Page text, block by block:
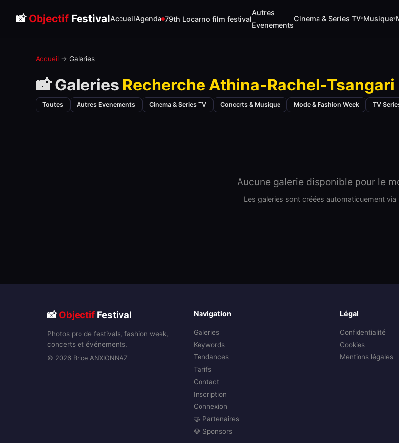
📸 Objectif FestivalAccueilAgenda 79th Locarno film festival
Autres
Evenements
Cinema & Series TV▾Musique▾
Accueil → Galeries
📸 Galeries Recherche Athina-Rachel-Tsangari
Toutes Autres Evenements Cinema & Series TV Concerts & Musique Mode & Fashion Week TV
Aucune galerie disponible pour le
Les galeries sont créées automatiquement via
📸Objectif Festival
Photos pro de festivals, fashion week,
concerts et événements.
© 2026 Brice ANXIONNAZ
Navigation
Galeries
Keywords
Tendances
Tarifs
Contact
Inscription
Connexion
🤝 Partenaires
💎 Sponsors
Légal
Confidentialité
Cookies
Mentions légales